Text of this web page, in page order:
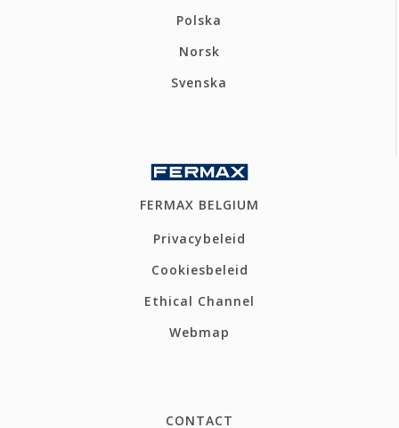
Polska
Norsk
Svenska
FERMAX BELGIUM
Privacybeleid
Cookiesbeleid
Ethical Channel
Webmap
CONTACT